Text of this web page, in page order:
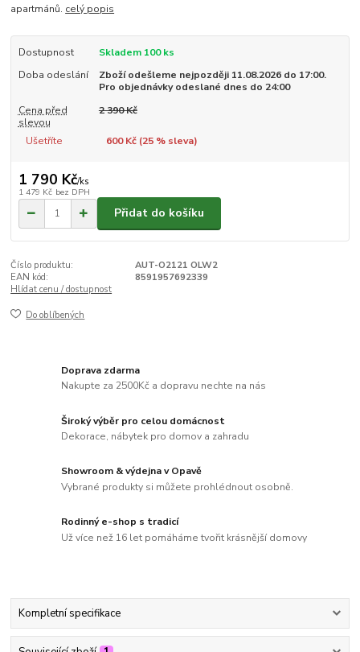
apartmánů. celý popis
Dostupnost
Skladem 100 ks
Doba odeslání
Zboží odešleme nejpozději 11.08.2026 do 17:00.
Pro objednávky odeslané dnes do 24:00
Cena před
slevou
2 390 Kč
Ušetříte 600 Kč (25% sleva)
1 790 Kč/ks
1 479 Kč bez DPH
Přidat do košíku
Číslo produktu:
AUT-O2121 OLW2
EAN kód:
8591957692339
Hlídat cenu / dostupnost
Do oblíbených
Doprava zdarma
Nakupte za 2500Kč a dopravu nechte na nás
Široký výběr pro celou domácnost
Dekorace, nábytek pro domov a zahradu
Showroom & výdejna v Opavě
Vybrané produkty si můžete prohlédnout osobně.
Rodinný e-shop s tradicí
Už více než 16 let pomáháme tvořit krásnější domovy
Kompletní specifikace